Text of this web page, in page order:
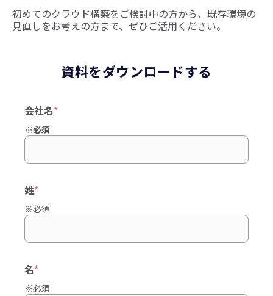
初めてのクラウド構築をご検討中の方から、既存環境の
見直しをお考えの方まで、ぜひご活用ください。
資料をダウンロードする
会社名*
※必須
姓*
※必須
名*
※必須